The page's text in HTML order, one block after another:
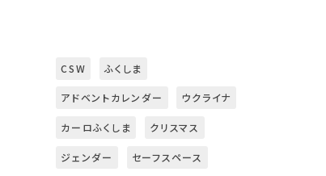
CSW ふくしま
アドベントカレンダー ウクライナ
カーロふくしま クリスマス
ジェンダー セーフスペース